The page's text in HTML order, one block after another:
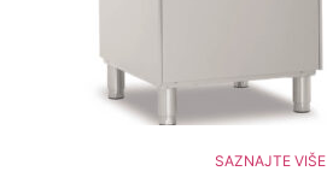
SAZNAJTE VIŠE